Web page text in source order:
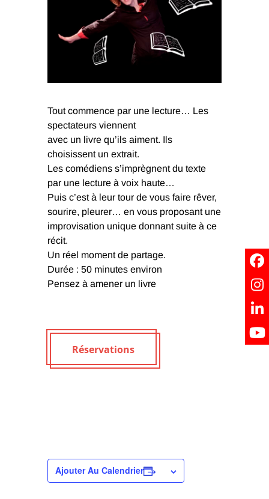
Tout commence par une lecture… Les
spectateurs viennent
avec un livre qu’ils aiment. Ils
choisissent un extrait.
Les comédiens s’imprègnent du texte
par une lecture à voix haute…
Puis c’est à leur tour de vous faire rêver,
sourire, pleurer… en vous proposant une
improvisation unique donnant suite à ce
récit.
Un réel moment de partage.
Durée : 50 minutes environ
Pensez à amener un livre
Réservations
Ajouter Au Calendrier